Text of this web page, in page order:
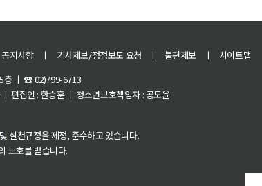
공지사항 ㅣ 기사제보/정정보도 요청 ㅣ 불편제보 ㅣ
사이트맵
층 ㅣ ☎ 02)799-6713
편집인 : 한승훈 ㅣ 청소년보호책임자 : 공도윤
및 실천규정을 제정, 준수하고 있습니다.
보호를 받습니다.